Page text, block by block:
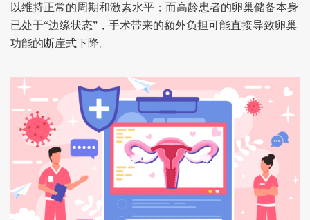
以维持正常的周期和激素水平；而高龄患者的卵巢储备本身
已处于“边缘状态”，手术带来的额外负担可能直接导致卵巢
功能的断崖式下降。